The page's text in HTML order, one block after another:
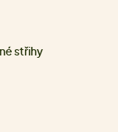
střihy